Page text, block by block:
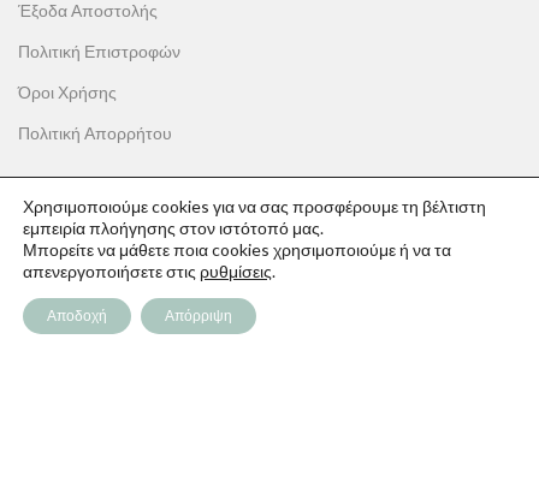
Έξοδα Αποστολής
Πολιτική Επιστροφών
Όροι Χρήσης
Πολιτική Απορρήτου
ΟΙ ΑΓΟΡΕΣ ΣΟΥ
Το καλάθι σου
Χρησιμοποιούμε cookies για να σας προσφέρουμε τη βέλτιστη
εμπειρία πλοήγησης στον ιστότοπό μας.
Μπορείτε να μάθετε ποια cookies χρησιμοποιούμε ή να τα
απενεργοποιήσετε στις ρυθμίσεις.
Αποδοχή Απόρριψη